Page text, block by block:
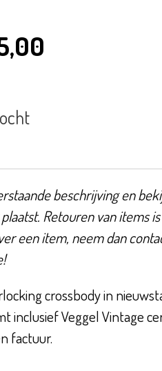
beschrijving en
Retouren van items
een item, neem dan
crossbody in
inclusief Veggel Vintage
factuur.